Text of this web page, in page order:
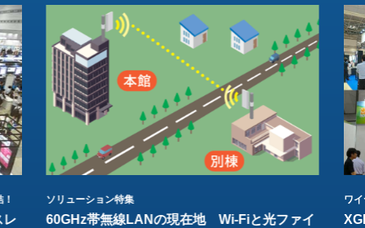
レ
ソリューション特集
60GHz帯無線LANの現在地 Wi-Fiと光ファイ
ワ